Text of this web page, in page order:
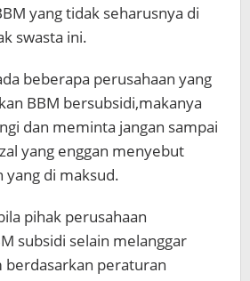
yang tidak seharusnya di
swasta ini.
beberapa perusahaan yang
BBM bersubsidi,makanya
dan meminta jangan sampai
yang enggan menyebut
yang di maksud.
pihak perusahaan
subsidi selain melanggar
peraturan